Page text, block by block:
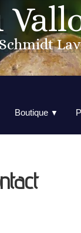
Boutique ▼